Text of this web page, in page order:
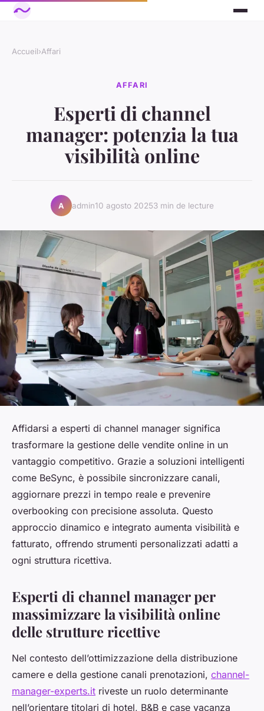
Accueil›Affari
AFFARI
Esperti di channel
manager: potenzia la tua
visibilità online
A admin10 agosto 20253 min de lecture
Affidarsi a esperti di channel manager significa
trasformare la gestione delle vendite online in un
vantaggio competitivo. Grazie a soluzioni intelligenti
come BeSync, è possibile sincronizzare canali,
aggiornare prezzi in tempo reale e prevenire
overbooking con precisione assoluta. Questo
approccio dinamico e integrato aumenta visibilità e
fatturato, offrendo strumenti personalizzati adatti a
ogni struttura ricettiva.
Esperti di channel manager per
massimizzare la visibilità online
delle strutture ricettive
Nel contesto dell’ottimizzazione della distribuzione
camere e della gestione canali prenotazioni, channel-
manager-experts.it riveste un ruolo determinante
nell’orientare titolari di hotel, B&B e case vacanza